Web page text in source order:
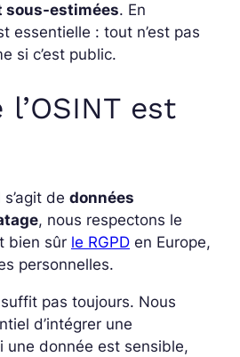
sous-estimées. En
essentielle : tout n’est pas
si c’est public.
est
de données
, nous respectons le
bien sûr le RGPD en Europe,
personnelles.
pas toujours. Nous
d’intégrer une
une donnée est sensible,